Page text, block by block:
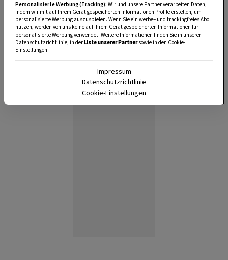
Anzeige
Personalisierte Werbung (Tracking): Wir und unsere Partner verarbeiten Daten,
indem wir mit auf Ihrem Gerät gespeicherten Informationen Profile erstellen, um
personalisierte Werbung auszuspielen. Wenn Sie ein werbe– und trackingfreies Abo
nutzen, werden von uns keine auf Ihrem Gerät gespeicherten Informationen für
personalisierte Werbung verwendet. Weitere Informationen finden Sie in unserer
Datenschutzrichtlinie, in derListe unserer Partnersowie in den Cookie-
Einstellungen.
Impressum
Datenschutzrichtlinie
Cookie-Einstellungen